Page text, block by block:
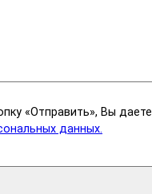
«Отправить», Вы даете
данных.